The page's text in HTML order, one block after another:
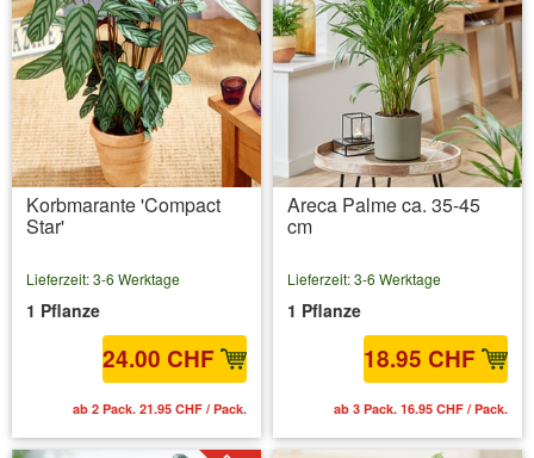
Korbmarante 'Compact
Star'
Lieferzeit: 3-6 Werktage
1 Pflanze
24.00 CHF
ab 2 Pack. 21.95 CHF / Pack.
Areca Palme ca. 35-45
cm
Lieferzeit: 3-6 Werktage
1 Pflanze
18.95 CHF
ab 3 Pack. 16.95 CHF / Pack.